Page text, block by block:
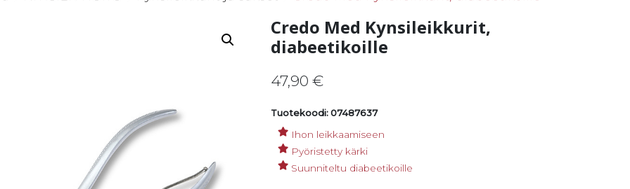
Credo Med Kynsileikkurit,
diabeetikoille
47,90€
Tuotekoodi: 07487637
Ihon leikkaamiseen
Pyöristetty kärki
Suunniteltu diabeetikoille